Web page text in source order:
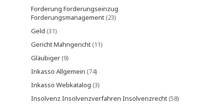
Forderung Forderungseinzug
Forderungsmanagement(23)
Geld (31)
Gericht Mahngericht(11)
Gläubiger(9)
Inkasso Allgemein (74)
Inkasso Webkatalog (3)
Insolvenz Insolvenzverfahren Insolvenzrecht(58)